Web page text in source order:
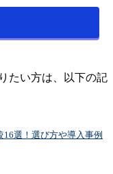
たい方は、以下の記
選！選び方や導入事例